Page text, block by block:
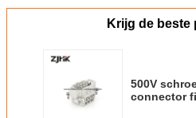
Krijg de beste
500V
connector